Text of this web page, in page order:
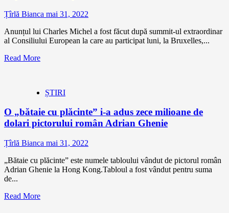
Țîrlă Bianca mai 31, 2022
Anunțul lui Charles Michel a fost făcut după summit-ul extraordinar
al Consiliului European la care au participat luni, la Bruxelles,...
Read More
ȘTIRI
O „bătaie cu plăcinte” i-a adus zece milioane de
dolari pictorului român Adrian Ghenie
Țîrlă Bianca mai 31, 2022
„Bătaie cu plăcinte” este numele tabloului vândut de pictorul român
Adrian Ghenie la Hong Kong.Tabloul a fost vândut pentru suma
de...
Read More